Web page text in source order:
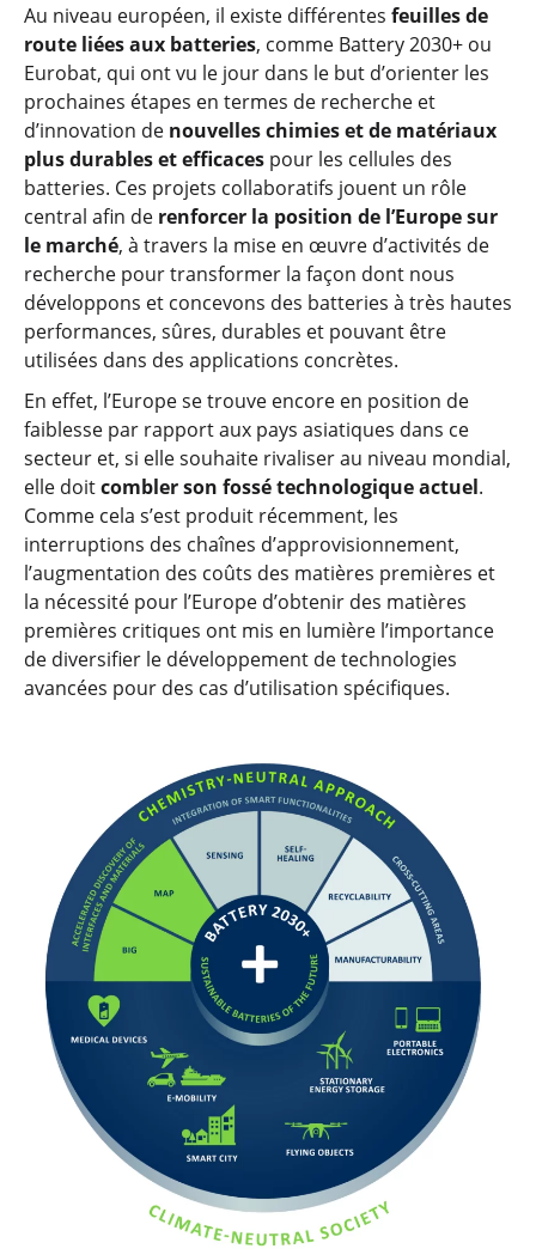
Au niveau européen, il existe différentes feuilles de
route liées aux batteries, comme Battery 2030+ ou
Eurobat, qui ont vu le jour dans le but d’orienter les
prochaines étapes en termes de recherche et
d’innovation de nouvelles chimies et de matériaux
plus durables et efficaces pour les cellules des
batteries. Ces projets collaboratifs jouent un rôle
central afin de renforcer la position de l’Europe sur
le marché, à travers la mise en œuvre d’activités de
recherche pour transformer la façon dont nous
développons et concevons des batteries à très hautes
performances, sûres, durables et pouvant être
utilisées dans des applications concrètes.
En effet, l’Europe se trouve encore en position de
faiblesse par rapport aux pays asiatiques dans ce
secteur et, si elle souhaite rivaliser au niveau mondial,
elle doitcombler son fossé technologique actuel.
Comme cela s’est produit récemment, les
interruptions des chaînes d’approvisionnement,
l’augmentation des coûts des matières premières et
la nécessité pour l’Europe d’obtenir des matières
premières critiques ont mis en lumière l’importance
de diversifier le développement de technologies
avancées pour des cas d’utilisation spécifiques.